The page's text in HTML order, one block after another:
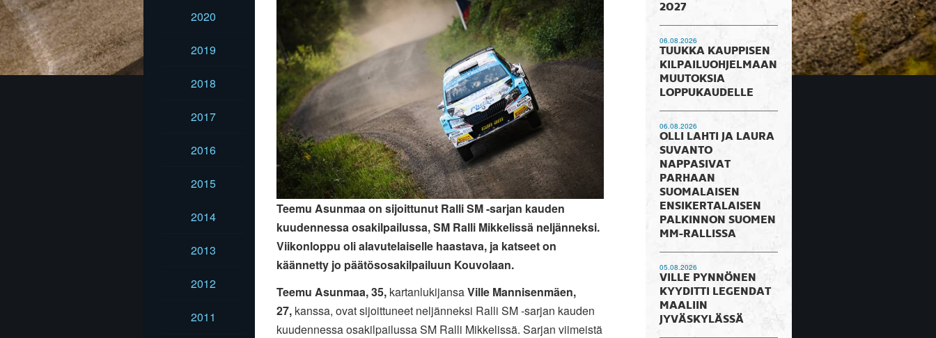
2020
2019
2018
2017
2016
2015
2014
2013
2012
2011
Teemu Asunmaa on sijoittunut Ralli SM -sarjan kauden
kuudennessa osakilpailussa, SM Ralli Mikkelissä neljänneksi.
Viikonloppu oli alavutelaiselle haastava, ja katseet on
käännetty jo päätösosakilpailuun Kouvolaan.
Teemu Asunmaa, 35,kartanlukijansaVille Mannisenmäen,
27,kanssa, ovat sijoittuneet neljänneksi Ralli SM -sarjan kauden
kuudennessa osakilpailussa SM Ralli Mikkelissä. Sarjan viimeistä
2027
06.08.2026
TUUKKA KAUPPISEN
KILPAILUOHJELMAAN
MUUTOKSIA
LOPPUKAUDELLE
06.08.2026
OLLI LAHTI JA LAURA
SUVANTO
NAPPASIVAT
PARHAAN
SUOMALAISEN
ENSIKERTALAISEN
PALKINNON SUOMEN
MM-RALLISSA
05.08.2026
VILLE PYNNÖNEN
KYYDITTI LEGENDAT
MAALIIN
JYVÄSKYLÄSSÄ